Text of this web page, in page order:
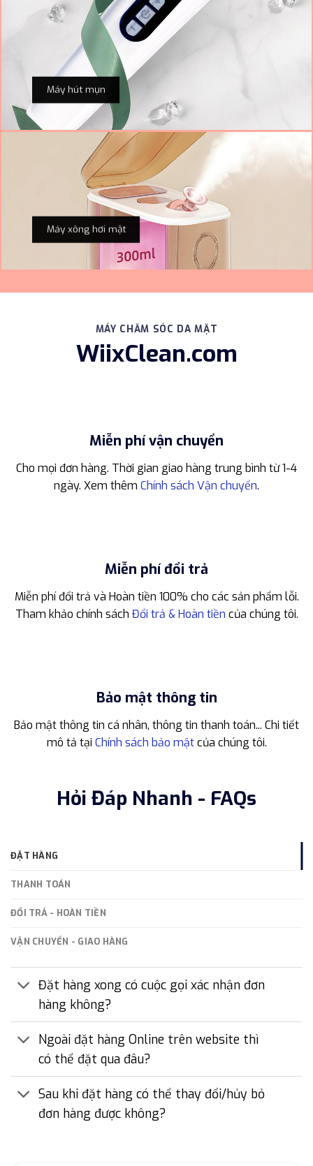
Máy hút mụn
Máy xông hơi mặt
MÁY CHĂM SÓC DA MẶT
WiixClean.com
Miễn phí vận chuyển
Cho mọi đơn hàng. Thời gian giao hàng trung bình từ 1-4
ngày. Xem thêm Chính sách Vận chuyển.
Miễn phí đổi trả
Miễn phí đổi trả và Hoàn tiền 100% cho các sản phẩm lỗi.
Tham khảo chính sách Đổi trả & Hoàn tiền của chúng tôi.
Bảo mật thông tin
Bảo mật thông tin cá nhân, thông tin thanh toán... Chi tiết
mô tả tại Chính sách bảo mậtcủa chúng tôi.
Hỏi Đáp Nhanh - FAQs
ĐẶT HÀNG
THANH TOÁN
ĐỔI TRẢ - HOÀN TIỀN
VẬN CHUYỂN - GIAO HÀNG
Đặt hàng xong có cuộc gọi xác nhận đơn
hàng không?
Ngoài đặt hàng Online trên website thì
có thể đặt qua đâu?
Sau khi đặt hàng có thể thay đổi/hủy bỏ
đơn hàng được không?